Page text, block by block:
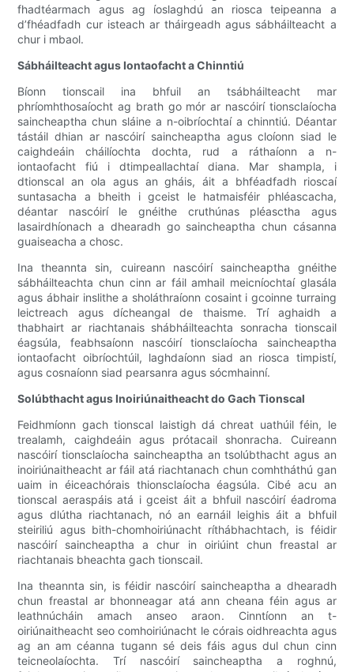
fhadtéarmach agus ag íoslaghdú an riosca teipeanna a
d’fhéadfadh cur isteach ar tháirgeadh agus sábháilteacht a
chur i mbaol.
Sábháilteacht agus Iontaofacht a Chinntiú
Bíonn tionscail ina bhfuil an tsábháilteacht mar
phríomhthosaíocht ag brath go mór ar nascóirí tionsclaíocha
saincheaptha chun sláine a n-oibríochtaí a chinntiú. Déantar
tástáil dhian ar nascóirí saincheaptha agus cloíonn siad le
caighdeáin cháilíochta dochta, rud a ráthaíonn a n-
iontaofacht fiú i dtimpeallachtaí diana. Mar shampla, i
dtionscal an ola agus an gháis, áit a bhféadfadh rioscaí
suntasacha a bheith i gceist le hatmaisféir phléascacha,
déantar nascóirí le gnéithe cruthúnas pléasctha agus
lasairdhíonach a dhearadh go saincheaptha chun cásanna
guaiseacha a chosc.
Ina theannta sin, cuireann nascóirí saincheaptha gnéithe
sábháilteachta chun cinn ar fáil amhail meicníochtaí glasála
agus ábhair inslithe a sholáthraíonn cosaint i gcoinne turraing
leictreach agus dícheangal de thaisme. Trí aghaidh a
thabhairt ar riachtanais shábháilteachta sonracha tionscail
éagsúla, feabhsaíonn nascóirí tionsclaíocha saincheaptha
iontaofacht oibríochtúil, laghdaíonn siad an riosca timpistí,
agus cosnaíonn siad pearsanra agus sócmhainní.
Solúbthacht agus Inoiriúnaitheacht do Gach Tionscal
Feidhmíonn gach tionscal laistigh dá chreat uathúil féin, le
trealamh, caighdeáin agus prótacail shonracha. Cuireann
nascóirí tionsclaíocha saincheaptha an tsolúbthacht agus an
inoiriúnaitheacht ar fáil atá riachtanach chun comhtháthú gan
uaim in éiceachórais thionsclaíocha éagsúla. Cibé acu an
tionscal aeraspáis atá i gceist áit a bhfuil nascóirí éadroma
agus dlútha riachtanach, nó an earnáil leighis áit a bhfuil
steiriliú agus bith-chomhoiriúnacht ríthábhachtach, is féidir
nascóirí saincheaptha a chur in oiriúint chun freastal ar
riachtanais bheachta gach tionscail.
Ina theannta sin, is féidir nascóirí saincheaptha a dhearadh
chun freastal ar bhonneagar atá ann cheana féin agus ar
leathnúcháin amach anseo araon. Cinntíonn an t-
oiriúnaitheacht seo comhoiriúnacht le córais oidhreachta agus
ag an am céanna tugann sé deis fáis agus dul chun cinn
teicneolaíochta. Trí nascóirí saincheaptha a roghnú,